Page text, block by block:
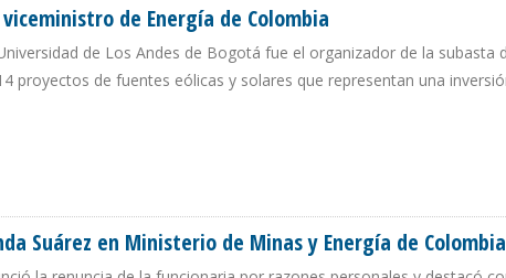
de Energía de Colombia
de Los Andes de Bogotá fue el organizador de la subasta
proyectos de fuentes eólicas y solares que representan una
Suárez en Ministerio de Minas y Energía de Colombia